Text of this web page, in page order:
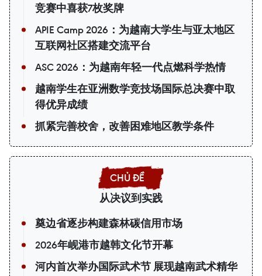
竞赛中喜获7枚奖牌
APIE Camp 2026：为越南大学生与亚太地区
互联网社区搭建交流平台
ASC 2026：为越南年轻一代点燃科学热情
越南学生在亚洲数学竞技场国际总决赛中取
得优异成绩
抓紧完善校舍，改善困难地区教学条件
从决议到实践
奠边省逐步构建森林碳信用市场
2026年岘港市越韩文化节开幕
河内首次举办国际武术节 展现越南武术精华